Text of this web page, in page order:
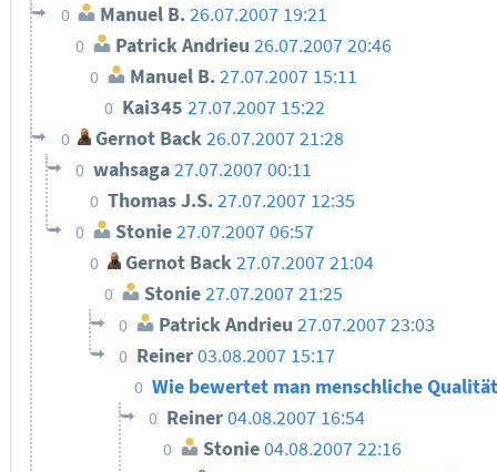
0 Manuel B.26.07.2007 19:21
0 Patrick Andrieu 26.07.2007 20:46
0 Manuel B.27.07.2007 15:11
0 Kai34527.07.2007 15:22
0 Gernot Back26.07.2007 21:28
0 wahsaga27.07.2007 00:11
0 Thomas J.S.27.07.2007 12:35
0 Stonie 27.07.2007 06:57
0 Gernot Back27.07.2007 21:04
0 Stonie27.07.2007 21:25
0 Patrick Andrieu 27.07.2007 23:03
0 Reiner03.08.2007 15:17
0 Wie bewertet man menschliche
0 Reiner04.08.2007 16:54
0 Stonie04.08.2007 22:16